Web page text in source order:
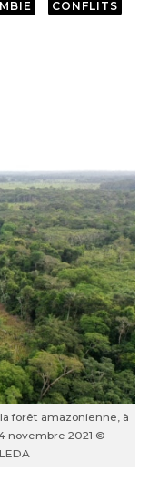
CONFLITS
LINKEDIN
forêt amazonienne, à
novembre 2021 ©